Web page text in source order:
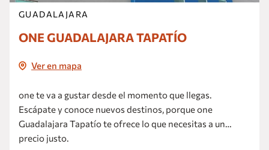
GUADALAJARA
ONE GUADALAJARA TAPATÍO
Ver en mapa
one te va a gustar desde el momento que llegas.
Escápate y conoce nuevos destinos, porque one
Guadalajara Tapatío te ofrece lo que necesitas a un
precio justo.